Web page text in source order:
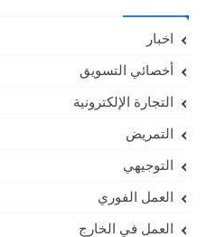
اخبار
أخصائي التسويق
التجارة الإلكترونية
التمريض
التوجيهي
العمل الفوري
العمل في الخارج